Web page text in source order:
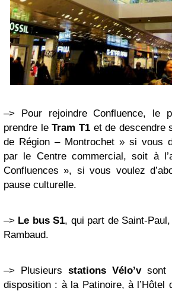
–> Pour rejoindre Confluence, le
prendre leTram T1et de descendre
de Région – Montrochet » si vous
par le Centre commercial, soit à
Confluences », si vous voulez
pause culturelle.
–> Le bus S1, qui part de Saint-
Rambaud.
–> Plusieurs stations Vélo’vsont
disposition : à la Patinoire, à l’Hôtel